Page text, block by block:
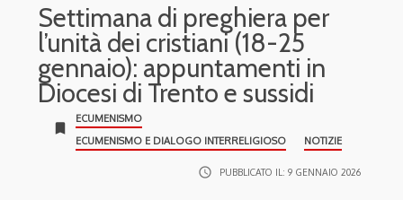
Settimana di preghiera per
l’unità dei cristiani (18-25
gennaio): appuntamenti in
Diocesi di Trento e sussidi
bookmark
ECUMENISMO
ECUMENISMO E DIALOGO INTERRELIGIOSO
NOTIZIE
access_time PUBBLICATO IL: 9 GENNAIO 2026